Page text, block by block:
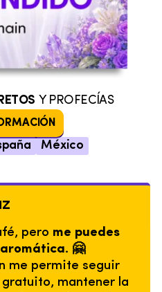
Y PROFECÍAS
México
pero me puedes
🤗
me permite seguir
mantener la